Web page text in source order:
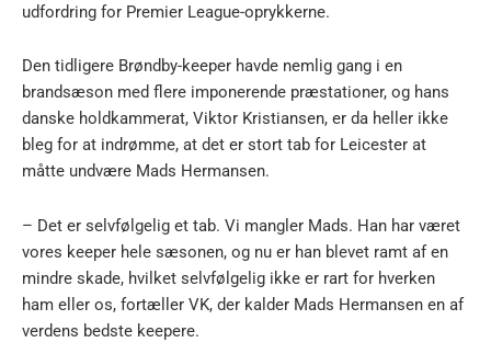
udfordring for Premier League-oprykkerne.
Den tidligere Brøndby-keeper havde nemlig gang i en
brandsæson med flere imponerende præstationer, og hans
danske holdkammerat, Viktor Kristiansen, er da heller ikke
bleg for at indrømme, at det er stort tab for Leicester at
måtte undvære Mads Hermansen.
– Det er selvfølgelig et tab. Vi mangler Mads. Han har været
vores keeper hele sæsonen, og nu er han blevet ramt af en
mindre skade, hvilket selvfølgelig ikke er rart for hverken
ham eller os, fortæller VK, der kalder Mads Hermansen en af
verdens bedste keepere.